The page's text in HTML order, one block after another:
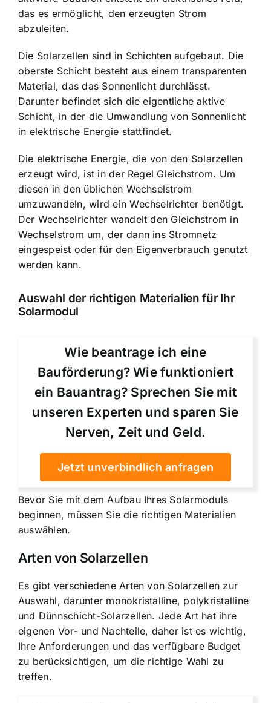
das es ermöglicht, den erzeugten Strom
abzuleiten.
Die Solarzellen sind in Schichten aufgebaut. Die
oberste Schicht besteht aus einem transparenten
Material, das das Sonnenlicht durchlässt.
Darunter befindet sich die eigentliche aktive
Schicht, in der die Umwandlung von Sonnenlicht
in elektrische Energie stattfindet.
Die elektrische Energie, die von den Solarzellen
erzeugt wird, ist in der Regel Gleichstrom. Um
diesen in den üblichen Wechselstrom
umzuwandeln, wird ein Wechselrichter benötigt.
Der Wechselrichter wandelt den Gleichstrom in
Wechselstrom um, der dann ins Stromnetz
eingespeist oder für den Eigenverbrauch genutzt
werden kann.
Auswahl der richtigen Materialien für Ihr
Solarmodul
Wie beantrage ich eine
Bauförderung? Wie funktioniert
ein Bauantrag? Sprechen Sie mit
unseren Experten und sparen Sie
Nerven, Zeit und Geld.
Jetzt unverbindlich anfragen
Bevor Sie mit dem Aufbau Ihres Solarmoduls
beginnen, müssen Sie die richtigen Materialien
auswählen.
Arten von Solarzellen
Es gibt verschiedene Arten von Solarzellen zur
Auswahl, darunter monokristalline, polykristalline
und Dünnschicht-Solarzellen. Jede Art hat ihre
eigenen Vor- und Nachteile, daher ist es wichtig,
Ihre Anforderungen und das verfügbare Budget
zu berücksichtigen, um die richtige Wahl zu
treffen.